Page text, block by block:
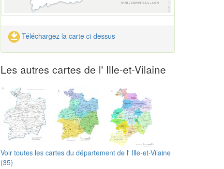
Téléchargez la carte ci-dessus
Les autres cartes de l' Ille-et-Vilaine
Voir toutes les cartes du département de l' Ille-et-Vilaine
(35)